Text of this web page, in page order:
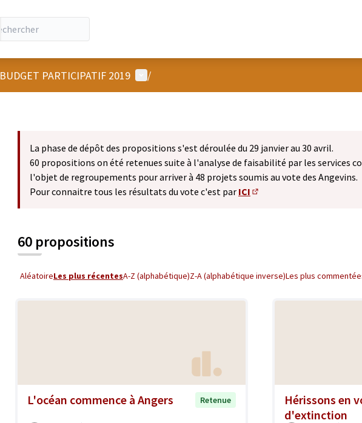
BUDGET PARTICIPATIF 2019 Menu utilisateur
/
La phase de dépôt des propositions s'est déroulée du 29 janvier au 30 avril.
60 propositions on été retenues suite à l'analyse de faisabilité par les services
l'objet de regroupements pour arriver à 48 projets soumis au vote des Angevins.
Pour connaitre tous les résultats du vote c'est par ICI
60 propositions
AléatoireLes plus récentesA-Z (alphabétique)Z-A (alphabétique inverse)Les plus
L'océan commence à Angers Retenue
Hérissons en
d'extinction